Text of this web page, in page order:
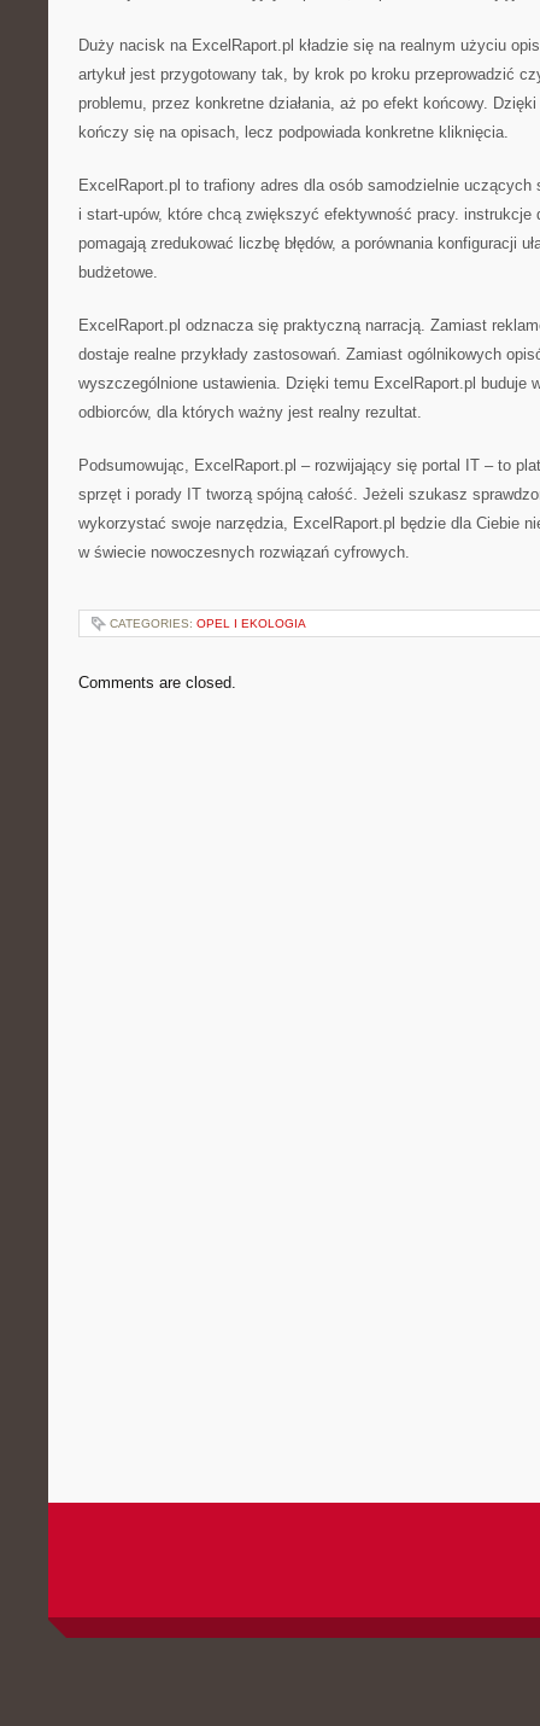
Duży nacisk na ExcelRaport.pl kładzie się na realnym użyciu
artykuł jest przygotowany tak, by krok po kroku przeprowadzić
problemu, przez konkretne działania, aż po efekt końcowy.
kończy się na opisach, lecz podpowiada konkretne kliknięcia.
ExcelRaport.pl to trafiony adres dla osób samodzielnie
i start-upów, które chcą zwiększyć efektywność pracy. instrukcje
pomagają zredukować liczbę błędów, a porównania konfiguracji
budżetowe.
ExcelRaport.pl odznacza się praktyczną narracją. Zamiast
dostaje realne przykłady zastosowań. Zamiast ogólnikowych
wyszczególnione ustawienia. Dzięki temu ExcelRaport.pl buduje
odbiorców, dla których ważny jest realny rezultat.
Podsumowując, ExcelRaport.pl – rozwijający się portal IT – to
sprzęt i porady IT tworzą spójną całość. Jeżeli szukasz
wykorzystać swoje narzędzia, ExcelRaport.pl będzie dla Ciebie
w świecie nowoczesnych rozwiązań cyfrowych.
CATEGORIES: OPEL I EKOLOGIA
Comments are closed.